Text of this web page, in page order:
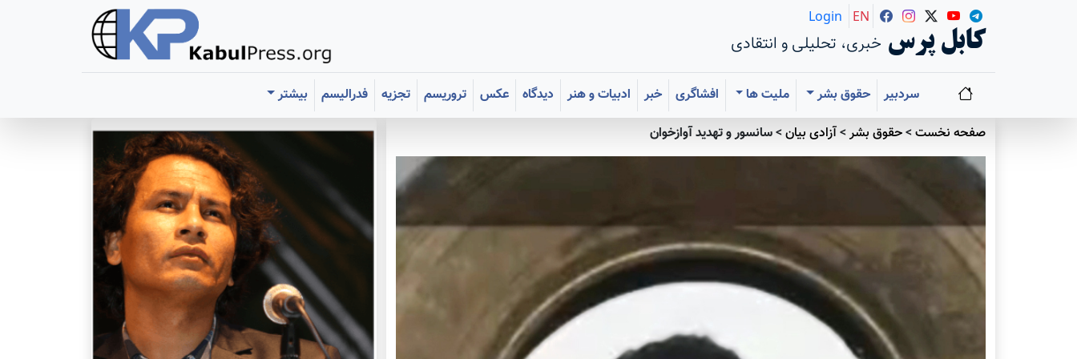
کابل پرس خبری، تحلیلی و انتقادی
Login EN
سردبیر حقوق بشر ملیت ها افشاگری خبر ادبیات و هنر دیدگاه عکس تروریسم تجزیه فدرالیسم
بیشتر
صفحه نخست>حقوق بشر>آزادی بيان>سانسور و تهدید آوازخوان